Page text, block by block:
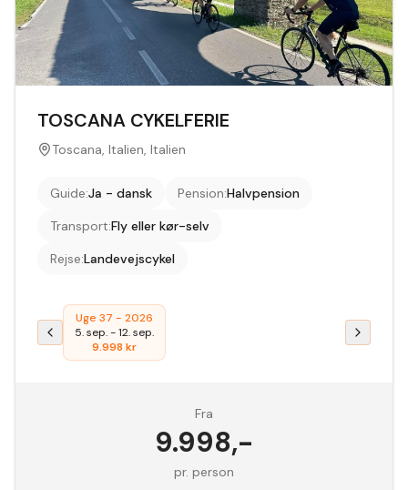
TOSCANA CYKELFERIE
Toscana, Italien, Italien
Guide:Ja - dansk Pension:Halvpension
Transport:Fly eller kør-selv
Rejse:Landevejscykel
Uge 37 - 2026
5. sep.-12. sep.
9.998 kr
Fra
9.998,-
pr. person